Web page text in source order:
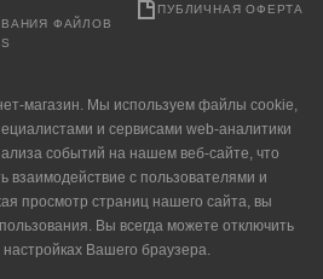
ФАЙЛОВ
ПУБЛИЧНАЯ ОФЕРТА
магазин. Мы используем файлы cookie,
и сервисами web-аналитики
событий на нашем веб-сайте, что
взаимодействие с пользователями и
просмотр страниц нашего сайта, вы
Вы всегда можете отключить
Вашего браузера.